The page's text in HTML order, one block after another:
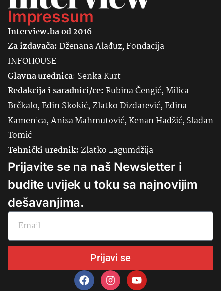
Impressum
Interview.ba od 2016
Za izdavača:Dženana Alađuz, Fondacija
INFOHOUSE
Glavna urednica: SenkaKurt
Redakcija i saradnici/ce:Rubina Čengić, Milica
Brčkalo, Edin Skokić, Zlatko Dizdarević, Edina
Kamenica, Anisa Mahmutović, Kenan Hadžić, Slađan
Tomić
Tehnički urednik:Zlatko Lagumdžija
Prijavite se na naš Newsletter i
budite uvijek u toku sa najnovijim
dešavanjima.
Prijavi se